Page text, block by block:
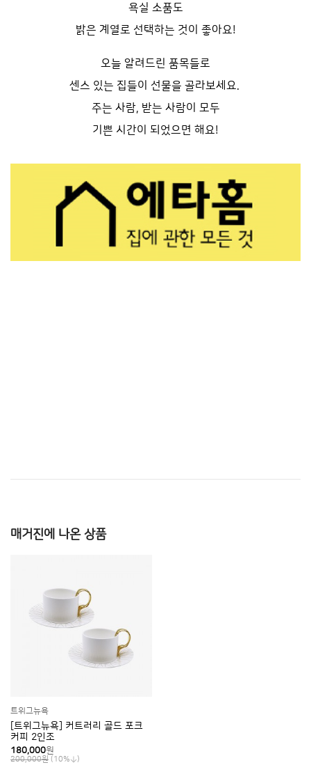
욕실 소품도
밝은 계열로 선택하는 것이 좋아요!
오늘 알려드린 품목들로
센스 있는 집들이 선물을 골라보세요.
주는 사람, 받는 사람이 모두
기쁜 시간이 되었으면 해요!
매거진에 나온 상품
트위그뉴욕
[트위그뉴욕] 커트러리 골드 포크
커피 2인조
180,000원
200,000원 (10% )